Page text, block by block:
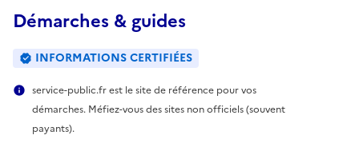
Démarches & guides
INFORMATIONS CERTIFIÉES
service-public.fr est le site de référence pour vos
démarches. Méfiez-vous des sites non officiels (souvent
payants).